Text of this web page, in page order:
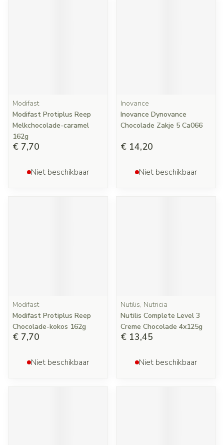
Modifast
Modifast Protiplus Reep
Melkchocolade-caramel
162g
€ 7,70
Niet beschikbaar
Inovance
Inovance Dynovance
Chocolade Zakje 5 Ca066
€ 14,20
Niet beschikbaar
Modifast
Modifast Protiplus Reep
Chocolade-kokos 162g
€ 7,70
Niet beschikbaar
Nutilis, Nutricia
Nutilis Complete Level 3
Creme Chocolade 4x125g
€ 13,45
Niet beschikbaar